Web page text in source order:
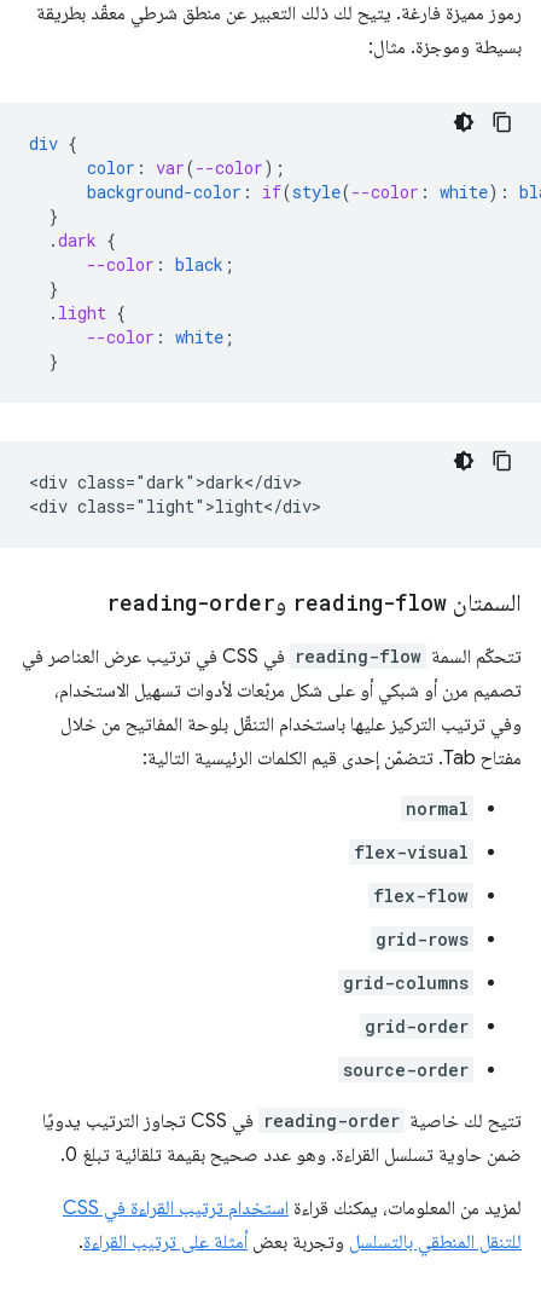
رموز مميزة فارغة. يتيح لك ذلك التعبير عن منطق شرطي معقّد بطريقة
بسيطة وموجزة. مثال:
div {
color : var(--color);
background-color : if(style(--color : white) :
}
.dark {
--color : black ;
}
. light {
--color : white ;
}
<div class="dark">dark</div>
السمتان reading-flow وreading-order
تتحكّم السمة reading-flow
في CSS في ترتيب عرض العناصر في
تصميم مرن أو شبكي أو على شكل مربّعات لأدوات تسهيل الاستخدام،
وفي ترتيب التركيز عليها باستخدام التنقّل بلوحة المفاتيح من خلال
مفتاح Tab. تتضمّن إحدى قيم الكلمات الرئيسية التالية:
normal
flex-visual
flex-flow
grid-rows
grid-columns
grid-order
source-order
تتيح لك خاصية reading-order
في CSS تجاوز الترتيب يدويًا
ضمن حاوية تسلسل القراءة. وهو عدد صحيح بقيمة تلقائية تبلغ 0.
لمزيد من المعلومات، يمكنك قراءة
استخدام ترتيب القراءة في CSS
للتنقل المنطقي بالتسلسل وتجربة بعض أمثلة على ترتيب القراءة.